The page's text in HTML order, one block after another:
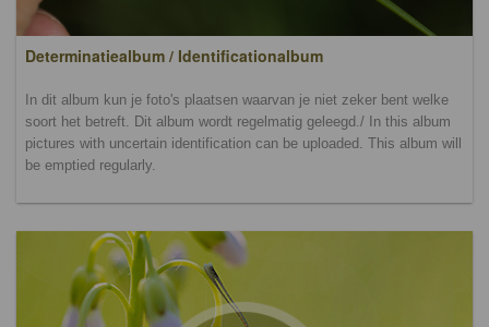
Determinatiealbum / Identificationalbum
In dit album kun je foto's plaatsen waarvan je niet zeker bent welke
soort het betreft. Dit album wordt regelmatig geleegd./ In this album
pictures with uncertain identification can be uploaded. This album will
be emptied regularly.